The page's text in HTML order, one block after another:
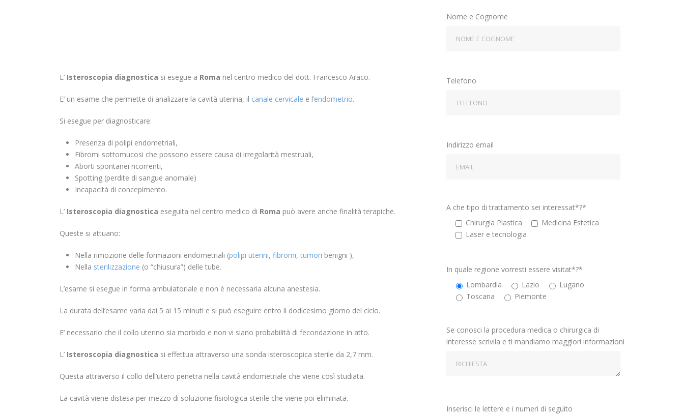
L’ Isteroscopia diagnostica si esegue a Roma nel centro medico del dott. Francesco Araco.
E’ un esame che permette di analizzare la cavità uterina, il canale cervicale e l’endometrio.
Si esegue per diagnosticare:
Presenza di polipi endometriali,
Fibromi sottomucosi che possono essere causa di irregolarità mestruali,
Aborti spontanei ricorrenti,
Spotting (perdite di sangue anomale)
Incapacità di concepimento.
L’ Isteroscopia diagnostica eseguita nel centro medico di Roma può avere anche finalità terapiche.
Queste si attuano:
Nella rimozione delle formazioni endometriali (polipi uterini, fibromi,tumori benigni ),
Nella sterilizzazione (o “chiusura”) delle tube.
L’esame si esegue in forma ambulatoriale e non è necessaria alcuna anestesia.
La durata dell’esame varia dai 5 ai 15 minuti e si può eseguire entro il dodicesimo giorno del ciclo.
E’ necessario che il collo uterino sia morbido e non vi siano probabilità di fecondazione in atto.
L’ Isteroscopia diagnostica si effettua attraverso una sonda isteroscopica sterile da 2,7 mm.
Questa attraverso il collo dell’utero penetra nella cavità endometriale che viene così studiata.
La cavità viene distesa per mezzo di soluzione fisiologica sterile che viene poi eliminata.
Nome e Cognome
Telefono
Indirizzo email
A che tipo di trattamento sei interessat*?*
Chirurgia Plastica
Medicina Estetica
⁠Laser e tecnologia
In quale regione vorresti essere visitat*?*
Lombardia
Lazio
Lugano
Toscana
Piemonte
Se conosci la procedura medica o chirurgica di
interesse scrivila e ti mandiamo maggiori informazioni
Inserisci le lettere e i numeri di seguito